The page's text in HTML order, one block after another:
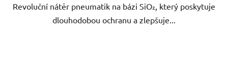
Revoluční nátěr pneumatik na bázi SiO₂, který poskytuje
dlouhodobou ochranu a zlepšuje...